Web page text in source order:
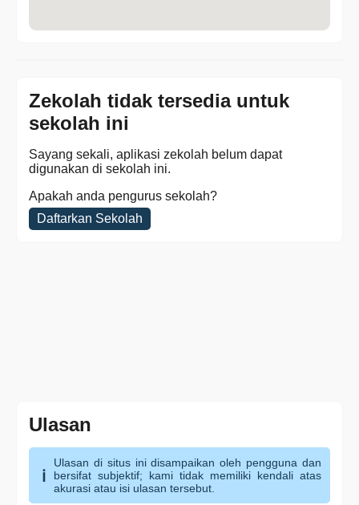
Zekolah tidak tersedia untuk
sekolah ini
Sayang sekali, aplikasi zekolah belum dapat
digunakan di sekolah ini.
Apakah anda pengurus sekolah?
Daftarkan Sekolah
Ulasan
Ulasan di situs ini disampaikan oleh pengguna dan
bersifat subjektif; kami tidak memiliki kendali atas
akurasi atau isi ulasan tersebut.